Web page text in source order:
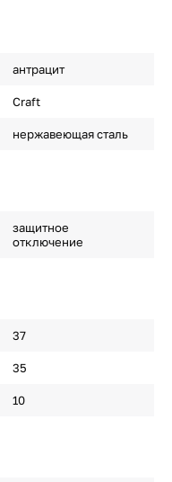
антрацит
Craft
нержавеющая сталь
защитное
отключение
37
35
10